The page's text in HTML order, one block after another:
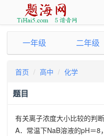
一年级 二年级
首页 高中 化学
题目
有关离子浓度大小比较的
A．常温下NaB溶液的pH＝8，